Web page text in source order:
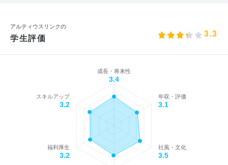
アルティウスリンクの
学生評価 3.3
成長・将来性
3.4
年収・評価
3.1
社風・文化
3.5
福利厚生
3.2
スキルアップ
3.2